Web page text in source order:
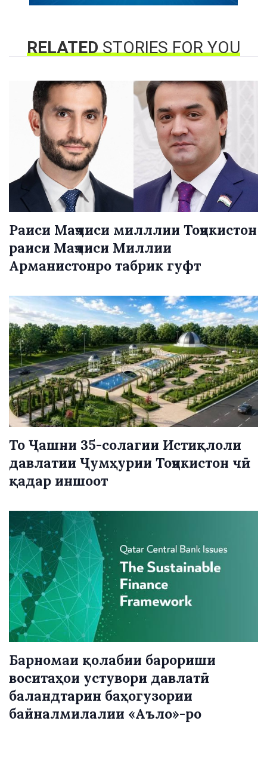
RELATEDSTORIES FOR YOU
Раиси Маҷлиси милллии Тоҷикистон
раиси Маҷлиси Миллии
Арманистонро табрик гуфт
То Ҷашни 35-солагии Истиқлоли
давлатии Ҷумҳурии Тоҷикистон чӣ
қадар иншоот
Барномаи қолабии барориши
воситаҳои устувори давлатӣ
баландтарин баҳогузории
байналмилалии «Аъло»-ро